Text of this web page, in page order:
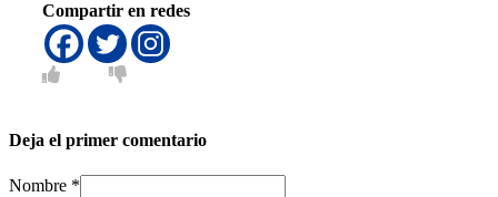
Compartir en redes
Deja el primer comentario
Nombre *